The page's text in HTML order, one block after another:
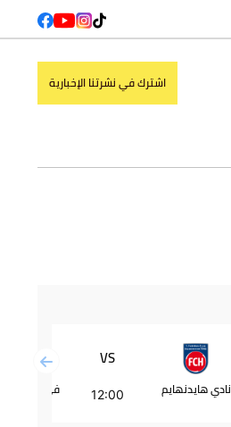
اشترك في نشرتنا الإخبارية
نادي هايدنهايم
VS
12:00